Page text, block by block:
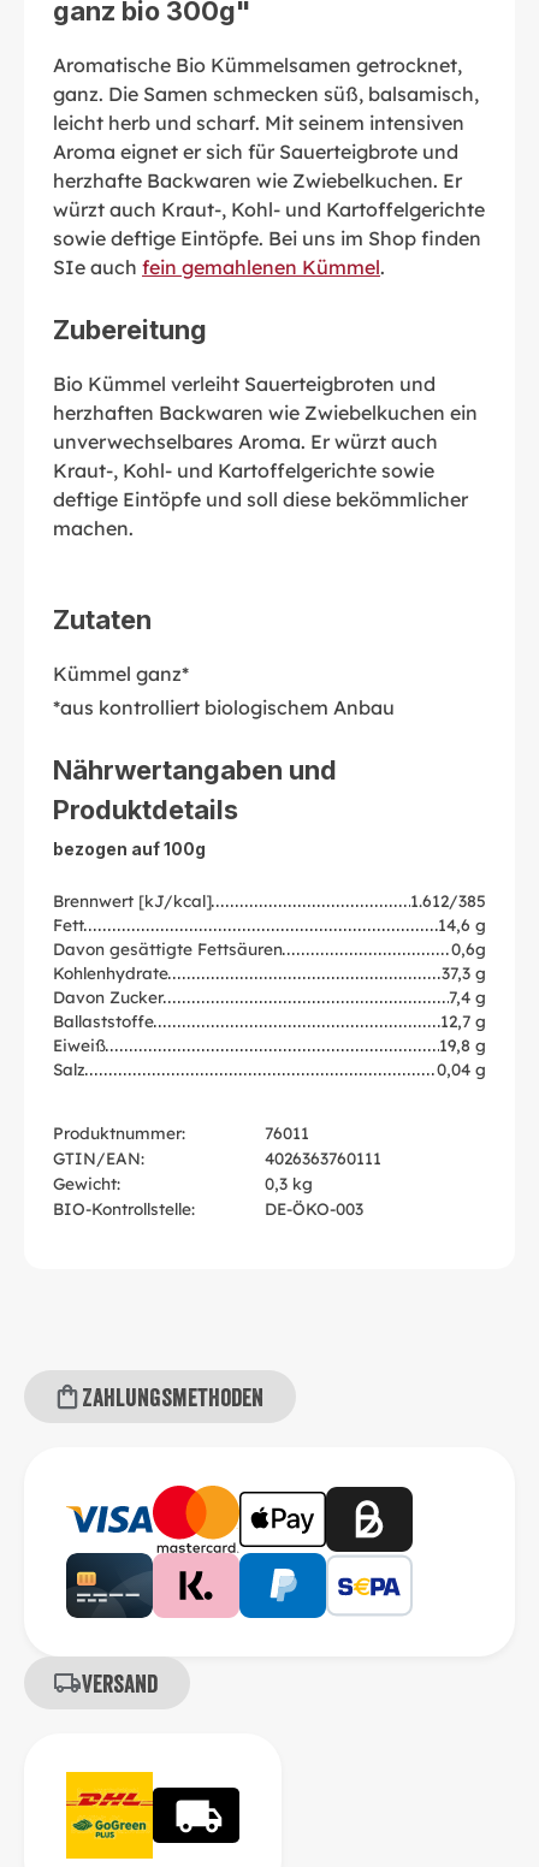
ganz bio 300g"
Aromatische Bio Kümmelsamen getrocknet,
ganz. Die Samen schmecken süß, balsamisch,
leicht herb und scharf. Mit seinem intensiven
Aroma eignet er sich für Sauerteigbrote und
herzhafte Backwaren wie Zwiebelkuchen. Er
würzt auch Kraut-, Kohl- und Kartoffelgerichte
sowie deftige Eintöpfe. Bei uns im Shop finden
SIe auch fein gemahlenen Kümmel.
Zubereitung
Bio Kümmel verleiht Sauerteigbroten und
herzhaften Backwaren wie Zwiebelkuchen ein
unverwechselbares Aroma. Er würzt auch
Kraut-, Kohl- und Kartoffelgerichte sowie
deftige Eintöpfe und soll diese bekömmlicher
machen.
Zutaten
Kümmel ganz*
*aus kontrolliert biologischem Anbau
Nährwertangaben und
Produktdetails
bezogen auf 100g
Brennwert [kJ/kcal]
1.612/385
Fett
14,6 g
Davon gesättigte Fettsäuren
0,6g
Kohlenhydrate
37,3 g
Davon Zucker
7,4 g
Ballaststoffe
12,7 g
Eiweiß
19,8 g
Salz
0,04 g
Produktnummer:
76011
GTIN/EAN:
4026363760111
Gewicht:
0,3 kg
BIO-Kontrollstelle:
DE-ÖKO-003
Zahlungsmethoden
Versand